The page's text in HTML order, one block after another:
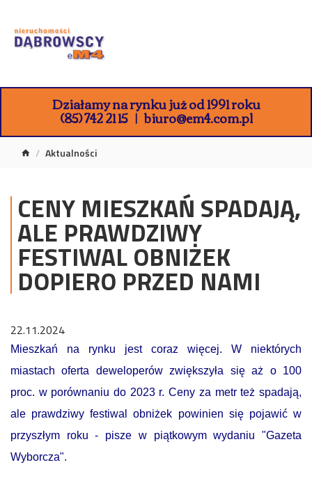
Działamy na rynku już od 1991 roku
(85) 742 21 15 biuro@em4.com.pl
Aktualności
CENY MIESZKAŃ SPADAJĄ,
ALE PRAWDZIWY
FESTIWAL OBNIŻEK
DOPIERO PRZED NAMI
22.11.2024
Mieszkań na rynku jest coraz więcej. W niektórych
miastach oferta deweloperów zwiększyła się aż o 100
proc. w porównaniu do 2023 r. Ceny za metr też spadają,
ale prawdziwy festiwal obniżek powinien się pojawić w
przyszłym roku - pisze w piątkowym wydaniu "Gazeta
Wyborcza".